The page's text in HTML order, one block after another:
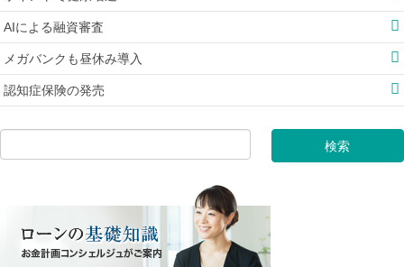
AIによる融資審査
メガバンクも昼休み導入
認知症保険の発売